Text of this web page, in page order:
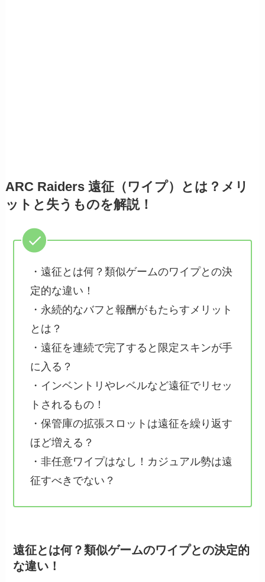
ARC Raiders 遠征（ワイプ）とは？メリ
ットと失うものを解説！
・遠征とは何？類似ゲームのワイプとの決
定的な違い！
・永続的なバフと報酬がもたらすメリット
とは？
・遠征を連続で完了すると限定スキンが手
に入る？
・インベントリやレベルなど遠征でリセッ
トされるもの！
・保管庫の拡張スロットは遠征を繰り返す
ほど増える？
・非任意ワイプはなし！カジュアル勢は遠
征すべきでない？
遠征とは何？類似ゲームのワイプとの決定的
な違い！